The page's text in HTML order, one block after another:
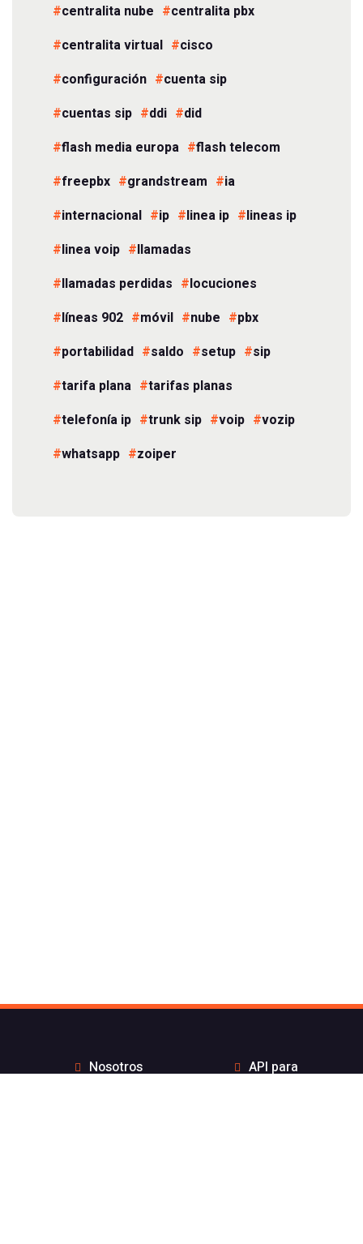
centralita nube
centralita pbx
centralita virtual
cisco
configuración
cuenta sip
cuentas sip
ddi
did
flash media europa
flash telecom
freepbx
grandstream
ia
internacional
ip linea ip
lineas ip
linea voip
llamadas
llamadas perdidas
locuciones
líneas 902
móvil nube
pbx
portabilidad
saldo setup
sip
tarifa plana
tarifas planas
telefonía ip
trunk sip voip
vozip
whatsapp
zoiper
Nosotros
API para